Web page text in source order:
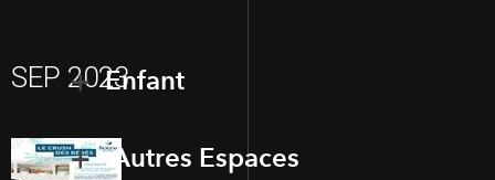
SEP 2023Enfant
Autres Espaces